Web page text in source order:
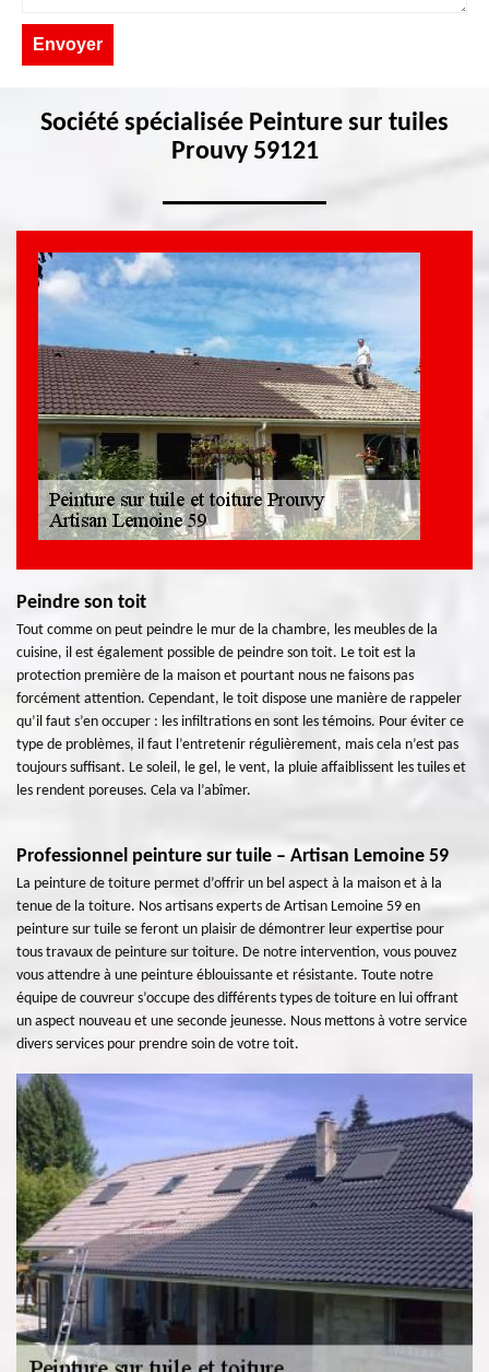
Société spécialisée Peinture sur tuiles
Prouvy 59121
Peindre son toit
Tout comme on peut peindre le mur de la chambre, les meubles de la
cuisine, il est également possible de peindre son toit. Le toit est la
protection première de la maison et pourtant nous ne faisons pas
forcément attention. Cependant, le toit dispose une manière de rappeler
qu’il faut s’en occuper : les infiltrations en sont les témoins. Pour éviter ce
type de problèmes, il faut l’entretenir régulièrement, mais cela n’est pas
toujours suffisant. Le soleil, le gel, le vent, la pluie affaiblissent les tuiles et
les rendent poreuses. Cela va l’abîmer.
Professionnel peinture sur tuile – Artisan Lemoine 59
La peinture de toiture permet d’offrir un bel aspect à la maison et à la
tenue de la toiture. Nos artisans experts de Artisan Lemoine 59 en
peinture sur tuile se feront un plaisir de démontrer leur expertise pour
tous travaux de peinture sur toiture. De notre intervention, vous pouvez
vous attendre à une peinture éblouissante et résistante. Toute notre
équipe de couvreur s’occupe des différents types de toiture en lui offrant
un aspect nouveau et une seconde jeunesse. Nous mettons à votre service
divers services pour prendre soin de votre toit.